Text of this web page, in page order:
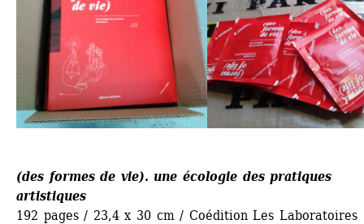
(des formes de vie). une écologie des pratiques
artistiques
192 pages / 23,4 x 30 cm / Coédition Les Laboratoires